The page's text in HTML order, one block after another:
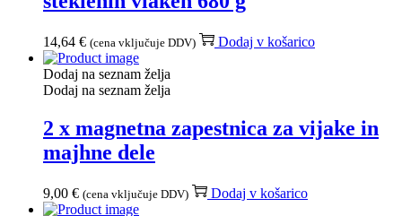
14,64 € (cena vključuje DDV) Dodaj v košarico
Dodaj na seznam želja
Dodaj na seznam želja
2 x magnetna zapestnica za vijake in
majhne dele
9,00 € (cena vključuje DDV) Dodaj v košarico